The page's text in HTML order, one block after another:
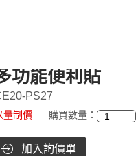
功能便利貼
PS27
量制價 購買數量：
加入詢價單